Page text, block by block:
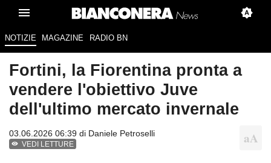
NOTIZIE MAGAZINE RADIO BN
Fortini, la Fiorentina pronta a
vendere l'obiettivo Juve
dell'ultimo mercato invernale
03.06.2026 06:39 di Daniele Petroselli
VEDI LETTURE